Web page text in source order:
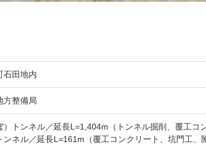
石田地内
整備局
トンネル／延長L=1,404m（トンネル掘削、覆工コ
ネル／延長L=161m（覆工コンクリート、坑門工、